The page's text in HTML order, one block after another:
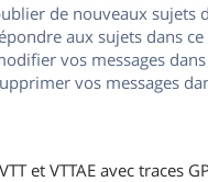
de nouveaux sujets
aux sujets dans
vos messages
vos messages
et VTTAE avec traces